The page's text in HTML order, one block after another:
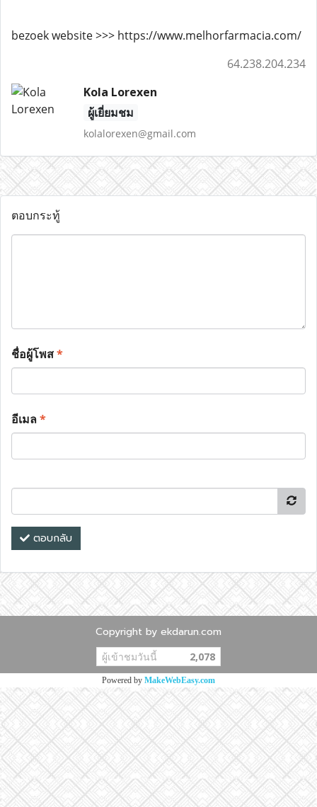
bezoek website >>> https://www.melhorfarmacia.com/
64.238.204.234
Kola Lorexen
ผู้เยี่ยมชม
kolalorexen@gmail.com
ตอบกระทู้
ชื่อผู้โพส*
อีเมล*
ตอบกลับ
Copyright by ekdarun.com
ผู้เข้าชมวันนี้ 2,078
Powered by MakeWebEasy.com